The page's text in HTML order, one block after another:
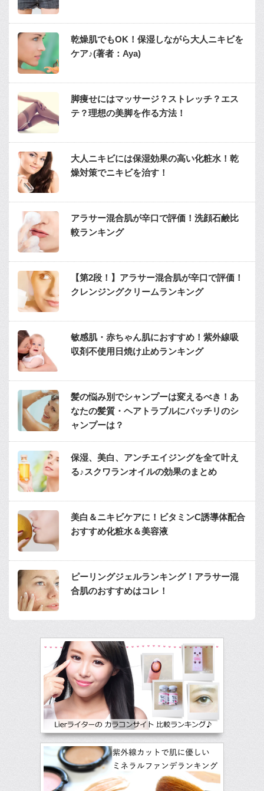
乾燥肌でもOK！保湿しながら大人ニキビを
ケア♪(著者：Aya)
脚痩せにはマッサージ？ストレッチ？エス
テ？理想の美脚を作る方法！
大人ニキビには保湿効果の高い化粧水！乾
燥対策でニキビを治す！
アラサー混合肌が辛口で評価！洗顔石鹸比
較ランキング
【第2段！】アラサー混合肌が辛口で評価！
クレンジングクリームランキング
敏感肌・赤ちゃん肌におすすめ！紫外線吸
収剤不使用日焼け止めランキング
髪の悩み別でシャンプーは変えるべき！あ
なたの髪質・ヘアトラブルにバッチリのシ
ャンプーは？
保湿、美白、アンチエイジングを全て叶え
る♪スクワランオイルの効果のまとめ
美白＆ニキビケアに！ビタミンC誘導体配合
おすすめ化粧水＆美容液
ピーリングジェルランキング！アラサー混
合肌のおすすめはコレ！